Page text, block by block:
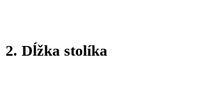
2. Dĺžka stolíka